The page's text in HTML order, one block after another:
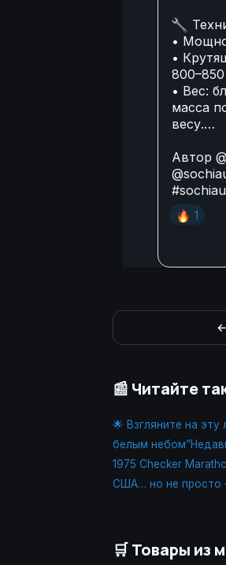
🔧
•
•
• Вес:
масса
весу.…
Автор
🔥
1
📰 Читайте
🌟 Взгляните на
белым
1975 Checker
США… но не просто
🛒 Товары из